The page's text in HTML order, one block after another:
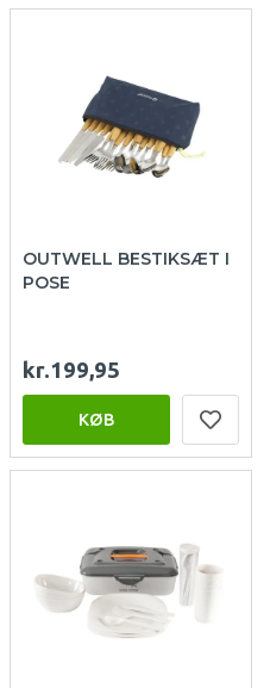
OUTWELL BESTIKSÆT I
POSE
kr.199,95
KØB